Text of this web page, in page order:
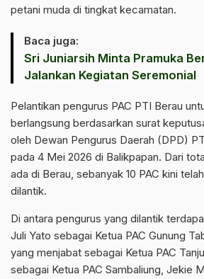
petani muda di tingkat kecamatan.
Baca juga:
Sri Juniarsih Minta Pramuka
Jalankan Kegiatan Seremonial
Pelantikan pengurus PAC PTI Berau
berlangsung berdasarkan surat
oleh Dewan Pengurus Daerah (DPD)
pada 4 Mei 2026 di Balikpapan. Dari
ada di Berau, sebanyak 10 PAC kini
dilantik.
Di antara pengurus yang dilantik
Juli Yato sebagai Ketua PAC Gunung
yang menjabat sebagai Ketua PAC
sebagai Ketua PAC Sambaliung, Jekie